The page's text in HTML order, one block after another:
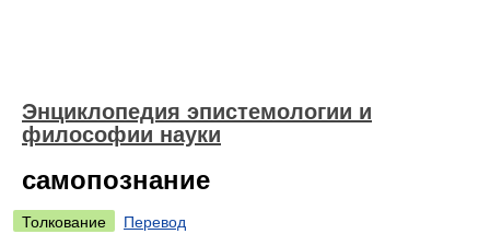
Энциклопедия эпистемологии и
философии науки
самопознание
Толкование
Перевод